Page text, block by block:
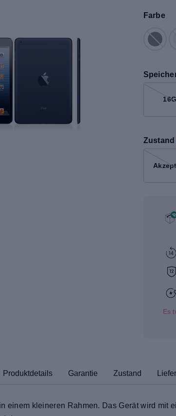
Farbe
Zustand
Es
Produktdetails Garantie Zustand
einem kleineren Rahmen. Das Gerät wird mit